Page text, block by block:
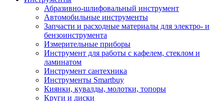
Абразивно-шлифовальный инструмент
Автомобильные инструменты
Запчасти и расходные материалы для электро- и
бензоинструмента
Измерительные приборы
Инструмент для работы с кафелем, стеклом и
ламинатом
Инструмент сантехника
Инструменты Smartbuy
Киянки, кувалды, молотки, топоры
Круги и диски